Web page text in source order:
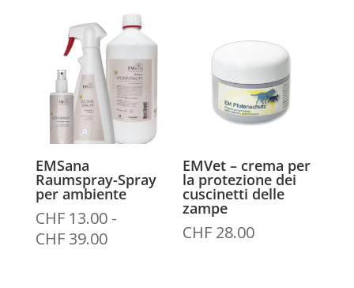
da
CHF 8.00
a
CHF 117.00
EMSana
Raumspray-Spray
per ambiente
CHF13.00 -
CHF39.00Fascia
EMVet – crema per
la protezione dei
cuscinetti delle
zampe
CHF 28.00